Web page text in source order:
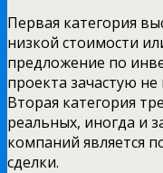
Первая категория
низкой стоимости
предложение по
проекта зачастую
Вторая категория
реальных, иногда и
компаний является
сделки.